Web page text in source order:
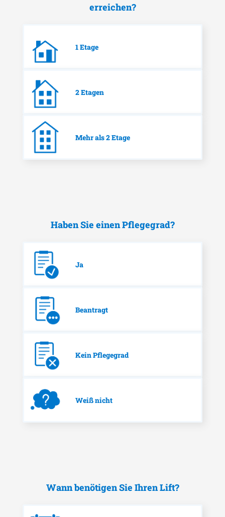
erreichen?
1 Etage
2 Etagen
Mehr als 2 Etage
Haben Sie einen Pflegegrad?
Ja
Beantragt
Kein Pflegegrad
Weiß nicht
Wann benötigen Sie Ihren Lift?